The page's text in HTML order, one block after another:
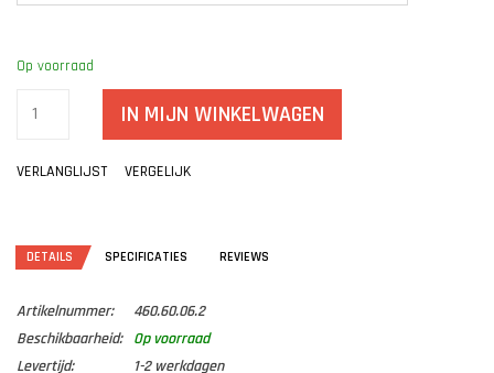
Op voorraad
IN MIJN WINKELWAGEN
VERLANGLIJST VERGELIJK
DETAILS SPECIFICATIES REVIEWS
Artikelnummer:
460.60.06.2
Beschikbaarheid:
Op voorraad
Levertijd:
1-2 werkdagen